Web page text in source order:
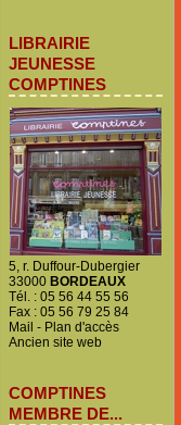
LIBRAIRIE
JEUNESSE
COMPTINES
5, r. Duffour-Dubergier
33000 BORDEAUX
Tél. : 05 56 44 55 56
Fax : 05 56 79 25 84
Mail - Plan d'accès
Ancien site web
COMPTINES
MEMBRE DE...